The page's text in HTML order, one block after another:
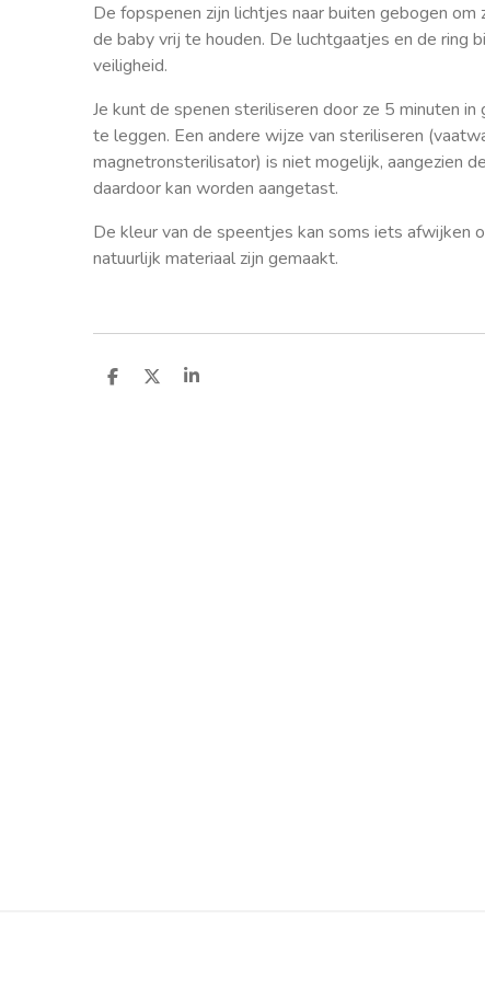
De fopspenen zijn lichtjes naar buiten gebogen om
de baby vrij te houden. De luchtgaatjes en de ring
veiligheid.
Je kunt de spenen steriliseren door ze 5 minuten
te leggen. Een andere wijze van steriliseren
magnetronsterilisator) is niet mogelijk, aangezien
daardoor kan worden aangetast.
De kleur van de speentjes kan soms iets afwijken
natuurlijk materiaal zijn gemaakt.
D
D
S